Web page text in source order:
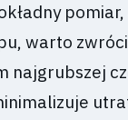
warto
najgrubszej